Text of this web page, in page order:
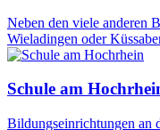
Neben den viele anderen
Wieladingen oder
Schule am
Bildungseinrichtungen an